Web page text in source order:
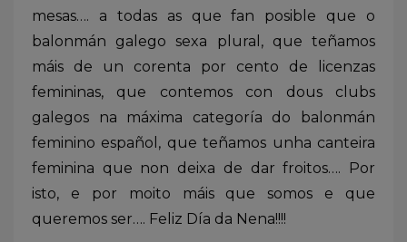
mesas…. a todas as que fan posible que o
balonmán galego sexa plural, que teñamos
máis de un corenta por cento de licenzas
femininas, que contemos con dous clubs
galegos na máxima categoría do balonmán
feminino español, que teñamos unha canteira
feminina que non deixa de dar froitos…. Por
isto, e por moito máis que somos e que
queremos ser…. Feliz Día da Nena!!!!